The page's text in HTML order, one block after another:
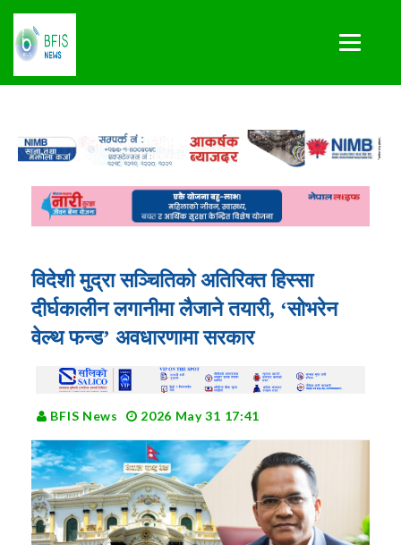
विदेशी मुद्रा सञ्चितिको अतिरिक्त हिस्सा
दीर्घकालीन लगानीमा लैजाने तयारी, ‘सोभरेन
वेल्थ फन्ड’ अवधारणामा सरकार
BFIS News 2026 May 31 17:41